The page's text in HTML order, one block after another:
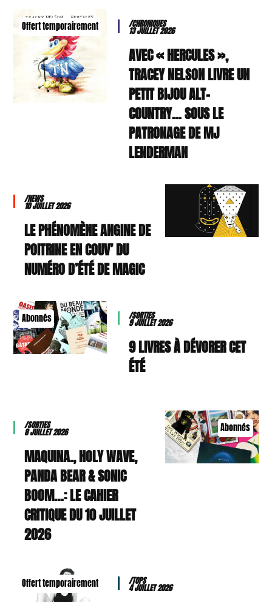
Offert temporairement /CHRONIQUES
13 JUILLET 2026
AVEC « HERCULES »,
TRACEY NELSON LIVRE UN
PETIT BIJOU ALT-
COUNTRY… SOUS LE
PATRONAGE DE MJ
LENDERMAN
/NEWS
10 JUILLET 2026
LE PHÉNOMÈNE ANGINE DE
POITRINE EN COUV’ DU
NUMÉRO D’ÉTÉ DE MAGIC
Abonnés /SORTIES
9 JUILLET 2026
9 LIVRES À DÉVORER CET
ÉTÉ
Abonnés
/SORTIES
8 JUILLET 2026
MAQUINA., HOLY WAVE,
PANDA BEAR & SONIC
BOOM…: LE CAHIER
CRITIQUE DU 10 JUILLET
2026
Offert temporairement /TOPS
4 JUILLET 2026